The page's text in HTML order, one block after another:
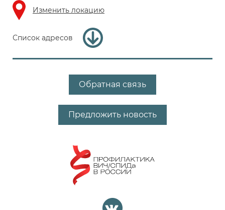
Изменить локацию
Список адресов
Обратная связь
Предложить новость